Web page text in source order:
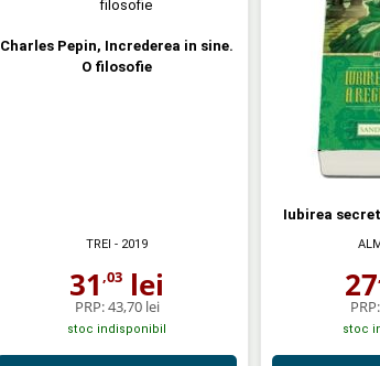
Charles Pepin, Increderea in sine.
O filosofie
TREI - 2019
31 ,03 lei
PRP:43,70 lei
stoc indisponibil
Iubirea
27
PRP:
stoc